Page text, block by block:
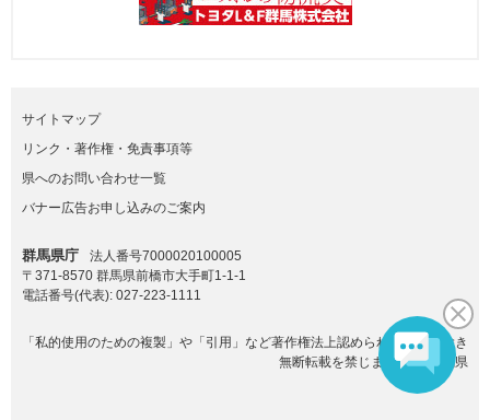
サイトマップ
リンク・著作権・免責事項等
県へのお問い合わせ一覧
バナー広告お申し込みのご案内
群馬県庁
法人番号7000020100005
〒371-8570 群馬県前橋市大手町1-1-1
電話番号(代表): 027-223-1111
「私的使用のための複製」や「引用」など著作権法上認められた場合を除き
無断転載を禁じます。(C)群馬県